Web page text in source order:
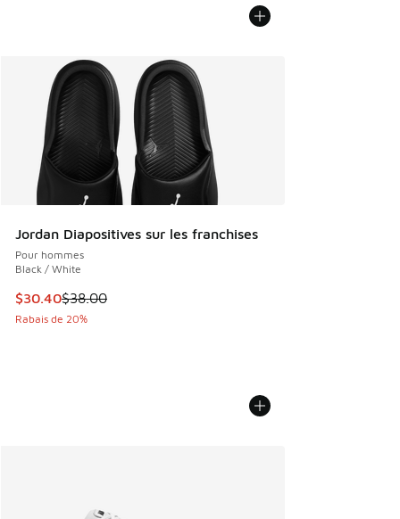
Jordan Diapositives sur les franchises
Pour hommes
Black / White
Cet article est en solde. Le prix est passé de $38.00 à
$30.40$38.00
Rabais de 20%